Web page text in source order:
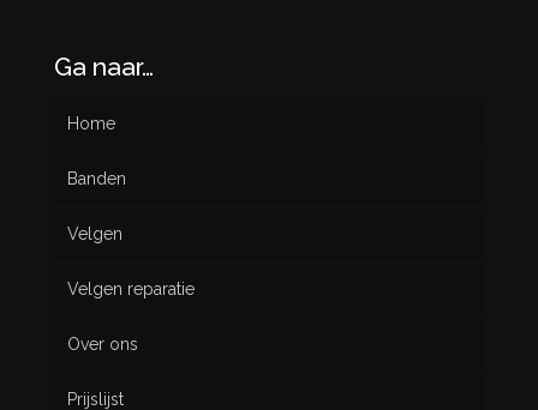
Ga naar…
Home
Banden
Nieuw
Gebruikt
Velgen
Velgen reparatie
Over ons
Prijslijst